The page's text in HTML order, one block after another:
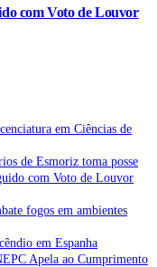
com Voto de Louvor
em Ciências de
de Esmoriz toma posse
com Voto de Louvor
fogos em ambientes
em Espanha
Apela ao Cumprimento